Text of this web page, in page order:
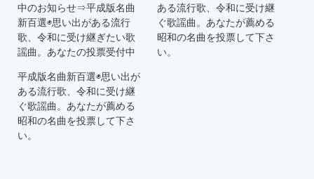
中のお知らせ⇒平成版名曲
新百選◉思い出がある流行
歌、令和に受け継ぎたい歌
謡曲。あなたの投票受付中
ある流行歌、令和に受け継
ぐ歌謡曲。あなたが薦める
昭和の名曲を投票して下さ
い。
平成版名曲新百選◉思い出が
ある流行歌、令和に受け継
ぐ歌謡曲。あなたが薦める
昭和の名曲を投票して下さ
い。